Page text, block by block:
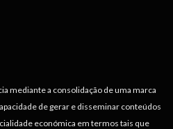
mediante a consolidação de uma marca
de gerar e disseminar conteúdos
económica em termos tais que